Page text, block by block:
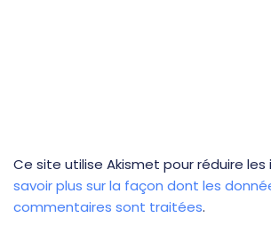
Ce site utilise Akismet pour réduire les
savoir plus sur la façon dont les
commentaires sont traitées.